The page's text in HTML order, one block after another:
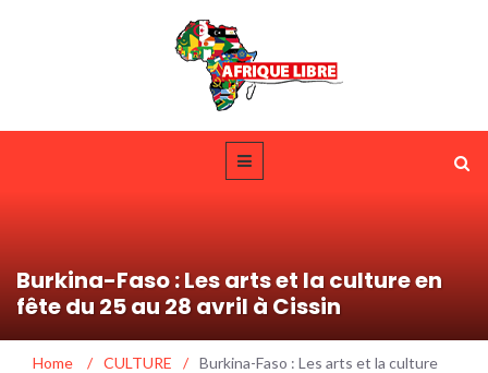
Burkina-Faso : Les arts et la culture en
fête du 25 au 28 avril à Cissin
Home / CULTURE / Burkina-Faso : Les arts et la culture